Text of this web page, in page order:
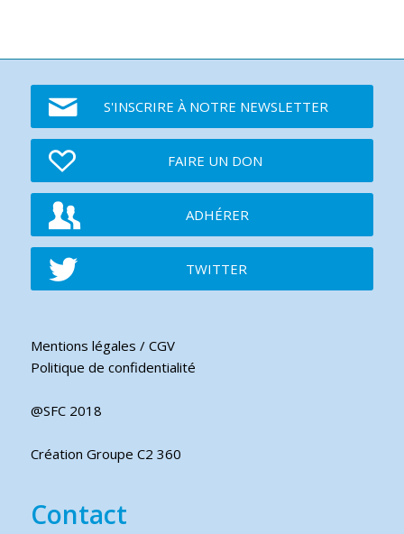
S'INSCRIRE À NOTRE NEWSLETTER
FAIRE UN DON
ADHÉRER
TWITTER
Mentions légales / CGV
Politique de confidentialité
@SFC 2018
Création Groupe C2 360
Contact